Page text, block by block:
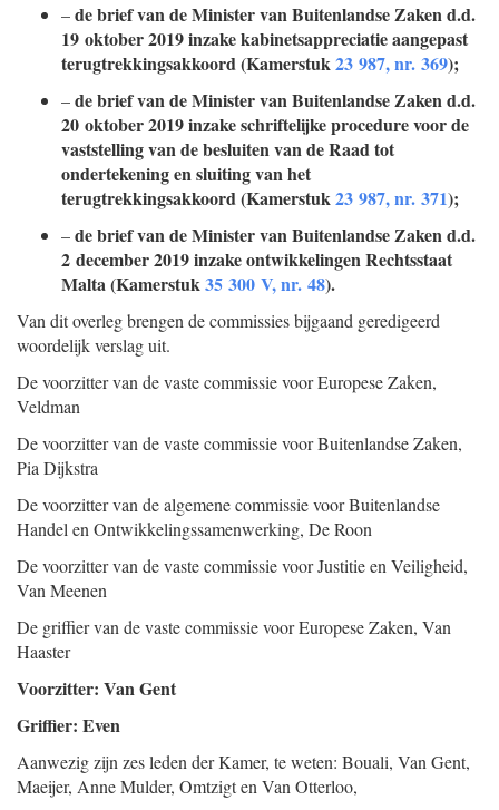
–de brief van de Minister van Buitenlandse Zaken d.d.
19 oktober 2019 inzake kabinetsappreciatie aangepast
terugtrekkingsakkoord (Kamerstuk23 987, nr. 369);
–de brief van de Minister van Buitenlandse Zaken d.d.
20 oktober 2019 inzake schriftelijke procedure voor de
vaststelling van de besluiten van de Raad tot
ondertekening en sluiting van het
terugtrekkingsakkoord (Kamerstuk23 987, nr. 371);
–de brief van de Minister van Buitenlandse Zaken d.d.
2 december 2019 inzake ontwikkelingen Rechtsstaat
Malta (Kamerstuk35 300 V, nr. 48).
Van dit overleg brengen de commissies bijgaand geredigeerd
woordelijk verslag uit.
De voorzitter van de vaste commissie voor Europese Zaken,
Veldman
De voorzitter van de vaste commissie voor Buitenlandse Zaken,
Pia Dijkstra
De voorzitter van de algemene commissie voor Buitenlandse
Handel en Ontwikkelingssamenwerking, De Roon
De voorzitter van de vaste commissie voor Justitie en Veiligheid,
Van Meenen
De griffier van de vaste commissie voor Europese Zaken, Van
Haaster
Voorzitter: Van Gent
Griffier: Even
Aanwezig zijn zes leden der Kamer, te weten: Bouali, Van Gent,
Maeijer, Anne Mulder, Omtzigt en Van Otterloo,